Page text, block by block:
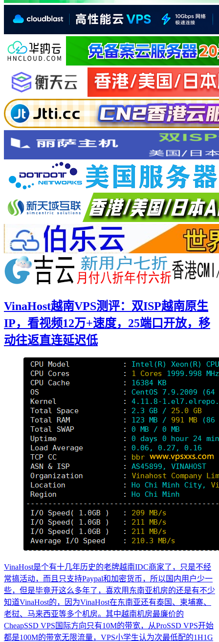
VinaHost越南VPS测评：双ISP越南原生
IP，看视频12万+速度，25端口开放，移
动往返直连延迟低
VinaHost是个有十几年历史的老牌越南IDC商家了，只是不经
常搞活动，而且只支持Paypal和加密货币，所以国内用户少一
些，但是毕竟开这么多年了，喜欢用东南亚机房的还是有不少
知道VinaHost的，因为VinaHost在东南亚还有泰国、柬埔寨、
老挝、马来西亚等多个机房。其中越南机房最廉价的
CheapSSD VPS国际方向只有10M的带宽，从ProSSD VPS开始
都是100M的带宽无限流量，VPS小学生认为次最低配的1H1G